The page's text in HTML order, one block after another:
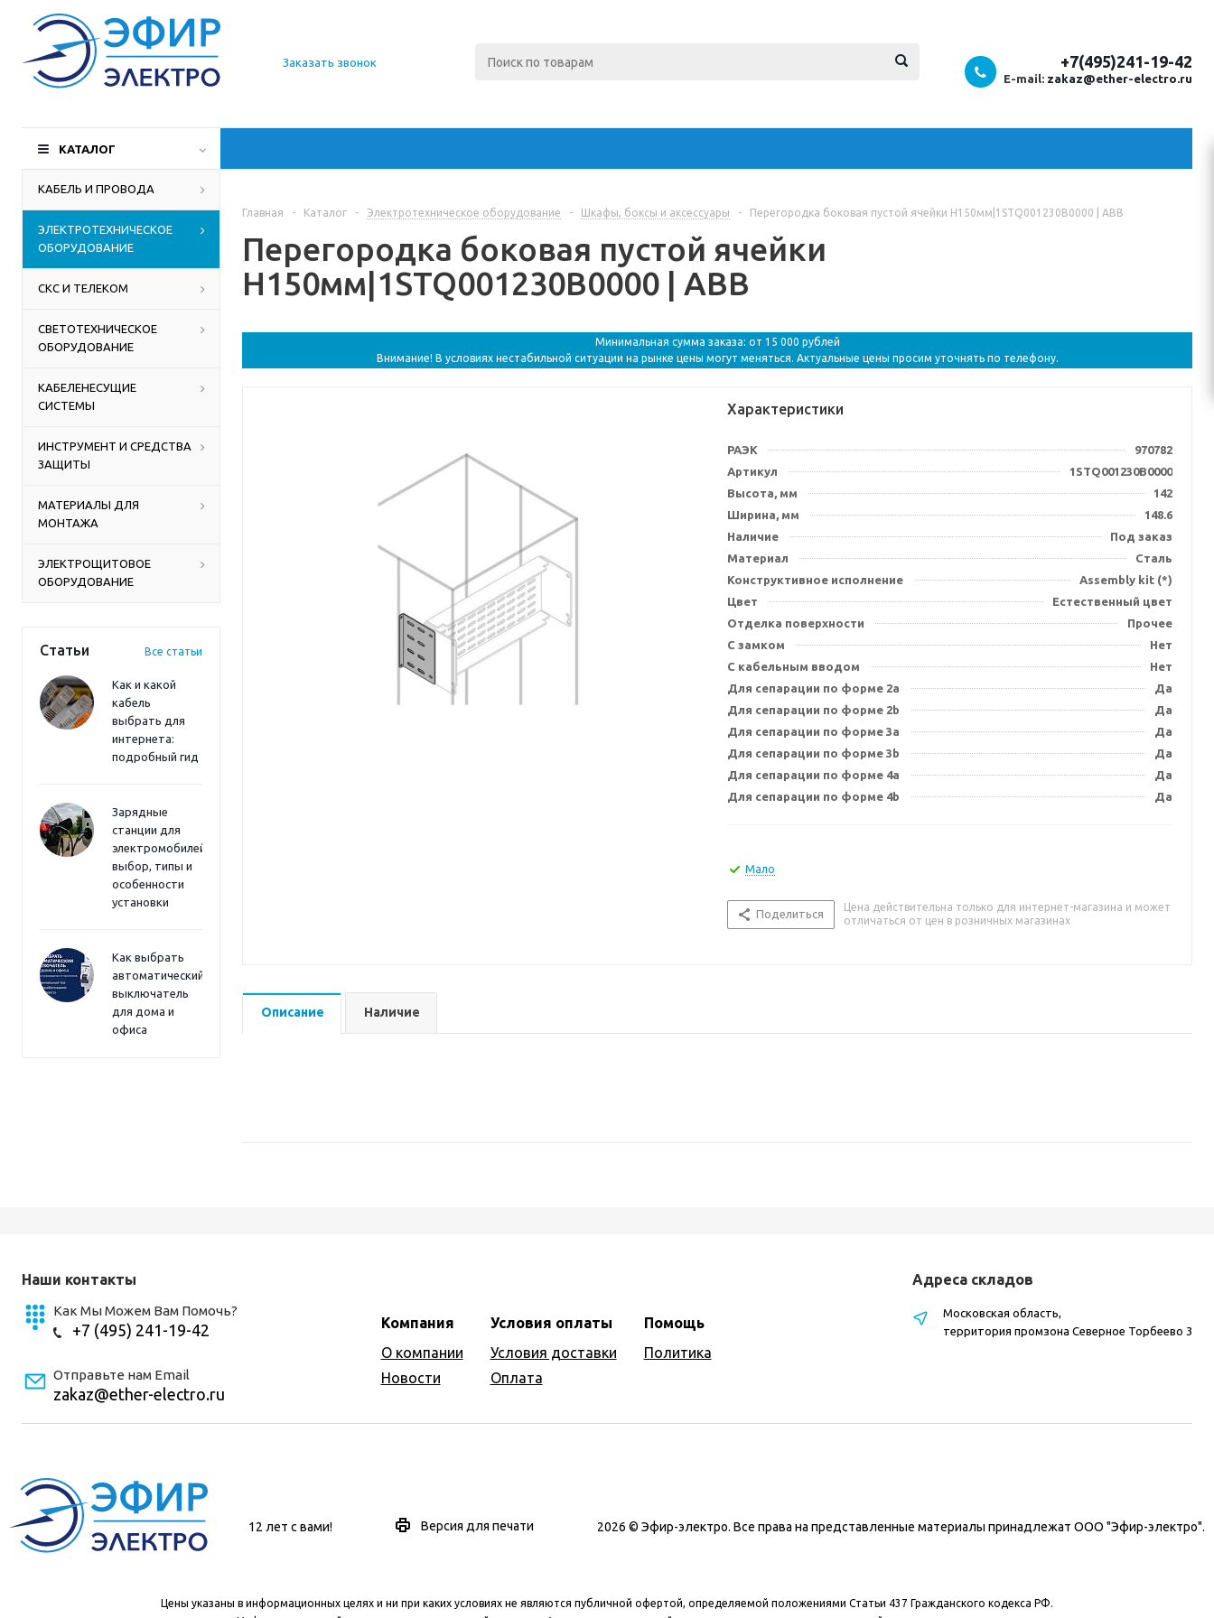
О компании
Доставка
Производители
Контакты
Заказать звонок +7(495)241-19-42
E-mail: zakaz@ether-electro.ru
КАТАЛОГ
КАБЕЛЬ И ПРОВОДА
ЭЛЕКТРОТЕХНИЧЕСКОЕ
ОБОРУДОВАНИЕ
СКС И ТЕЛЕКОМ
СВЕТОТЕХНИЧЕСКОЕ
ОБОРУДОВАНИЕ
КАБЕЛЕНЕСУЩИЕ
СИСТЕМЫ
ИНСТРУМЕНТ И СРЕДСТВА
ЗАЩИТЫ
МАТЕРИАЛЫ ДЛЯ
МОНТАЖА
ЭЛЕКТРОЩИТОВОЕ
ОБОРУДОВАНИЕ
Статьи Все статьи
Как и какой
кабель
выбрать для
интернета:
подробный гид
Зарядные
станции для
электромобилей:
выбор, типы и
особенности
установки
Как выбрать
автоматический
выключатель
для дома и
офиса
Главная - Каталог - Электротехническое оборудование - Шкафы, боксы и аксессуары - Перегородка боковая пустой ячейки H150мм|1STQ001230B0000 | ABB
Перегородка боковая пустой ячейки
H150мм|1STQ001230B0000 | ABB
Минимальная сумма заказа: от 15 000 рублей
Внимание! В условиях нестабильной ситуации на рынке цены могут меняться. Актуальные цены просим уточнять по телефону.
Характеристики
РАЭК
970782
Артикул
1STQ001230B0000
Высота, мм
142
Ширина, мм
148.6
Наличие
Под заказ
Материал
Сталь
Конструктивное исполнение
Assembly kit (*)
Цвет
Естественный цвет
Отделка поверхности
Прочее
С замком
Нет
С кабельным вводом
Нет
Для сепарации по форме 2a
Да
Для сепарации по форме 2b
Да
Для сепарации по форме 3a
Да
Для сепарации по форме 3b
Да
Для сепарации по форме 4a
Да
Для сепарации по форме 4b
Да
Мало
Поделиться
Цена действительна только для интернет-магазина и может
отличаться от цен в розничных магазинах
Описание Наличие
Наши контакты
Как Мы Можем Вам Помочь?
+7 (495) 241-19-42
Отправьте нам Email
zakaz@ether-electro.ru
Компания
О компании
Новости
Условия оплаты
Условия доставки
Оплата
Помощь
Политика
Адреса складов
Московская область,
территория промзона Северное Торбеево 3
12 лет с вами! Версия для печати 2026 © Эфир-электро. Все права на представленные материалы принадлежат ООО "Эфир-электро".
Цены указаны в информационных целях и ни при каких условиях не являются публичной офертой, определяемой положениями Статьи 437 Гражданского кодекса РФ.